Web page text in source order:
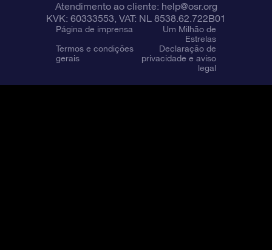
Atendimento ao cliente: help@osr.org
KVK: 60333553, VAT: NL 8538.62.722B01
Página de imprensa
Um Milhão de
Estrelas
Termos e condições
gerais
Declaração de
privacidade e aviso
legal